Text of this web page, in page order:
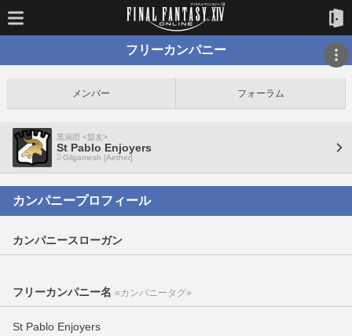
フリーカンパニー
メンバー フォーラム
黒渦団 <盟友>
St Pablo Enjoyers
Gilgamesh [Aether]
カンパニープロフィール
カンパニースローガン
フリーカンパニー名 «カンパニータグ»
St Pablo Enjoyers